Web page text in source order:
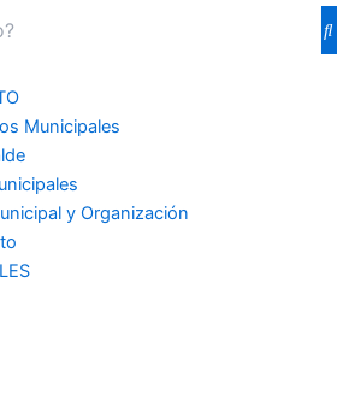
Municipales
y Organización